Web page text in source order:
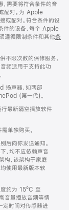
需要将符合条件的音
配对。为 Apple
或配对。符合条件的设
件的设备，每个 Apple
遵循限制条件和其他条
限次数的保修服务。
频适用于支持此功
声器，如两部
(第一代)。
最新隔空播放软件
单独购买。
后向你发送通知。
，均不应依赖声音
构，该架构于家庭
使用最新版本软
度约为 15ºC 至
音量播放音频等情
定时间对传感器进